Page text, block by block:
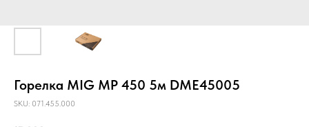
Горелка MIG MP 450 5м DME45005
SKU: 071.455.000